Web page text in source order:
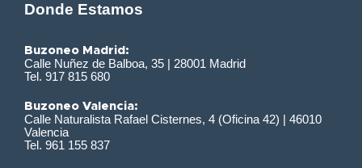
Donde Estamos
Buzoneo Madrid:
Calle Nuñez de Balboa, 35 | 28001 Madrid
Tel. 917 815 680
Buzoneo Valencia:
Calle Naturalista Rafael Cisternes, 4 (Oficina 42) | 46010
Valencia
Tel. 961 155 837